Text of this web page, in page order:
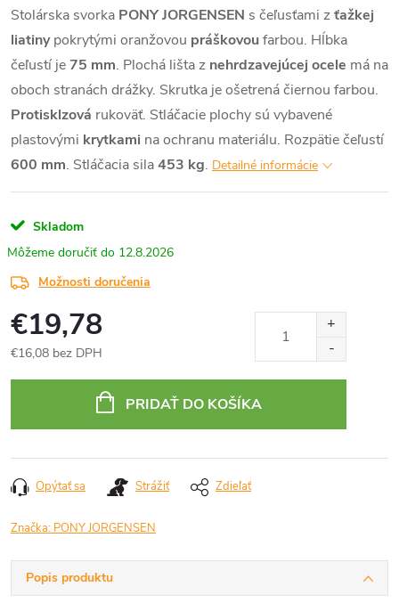
Stolárska svorka PONY JORGENSEN s čeľusťami zťažkej
liatinypokrytými oranžovou práškovoufarbou. Hĺbka
čeľustí je 75 mm. Plochá lišta z nehrdzavejúcej ocele má na
oboch stranách drážky. Skrutka je ošetrená čiernou farbou.
Protisklzová rukoväť. Stláčacie plochy sú vybavené
plastovými krytkami na ochranu materiálu. Rozpätie čeľustí
600 mm. Stláčacia sila453 kg. Detailné informácie
Skladom
12.8.2026
Možnosti doručenia
€19,78
€16,08 bez DPH
PRIDAŤ DO KOŠÍKA
Opýtať sa Strážiť Zdieľať
Značka: PONY JORGENSEN
Popis produktu